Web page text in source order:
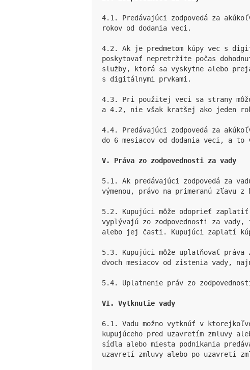
4.1. Predávajúci zodpovedá za
rokov od dodania veci.
4.2. Ak je predmetom kúpy vec s
poskytovať nepretržite počas
služby, ktorá sa vyskytne alebo
s digitálnymi prvkami.
4.3. Pri použitej veci sa strany môžu
a 4.2, nie však kratšej ako jeden
4.4. Predávajúci zodpovedá za
do 6 mesiacov od dodania veci, a
V. Práva zo zodpovednosti za vady
5.1. Ak predávajúci zodpovedá za
výmenou, právo na primeranú zľavu
5.2. Kupujúci môže odoprieť
vyplývajú zo zodpovednosti za
alebo jej časti. Kupujúci zaplatí
5.3. Kupujúci môže uplatňovať
dvoch mesiacov od zistenia vady,
5.4. Uplatnenie práv zo
VI. Vytknutie vady
6.1. Vadu možno vytknúť v
kupujúceho pred uzavretím zmluvy
sídla alebo miesta podnikania
uzavretí zmluvy alebo po uzavretí